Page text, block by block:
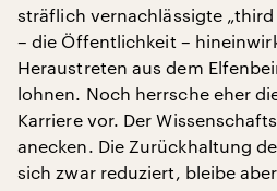
sträflich vernachlässigte
– die Öffentlichkeit –
Heraustreten aus dem
lohnen. Noch herrsche eher
Karriere vor. Der
anecken. Die Zurückhaltung
sich zwar reduziert, bleibe